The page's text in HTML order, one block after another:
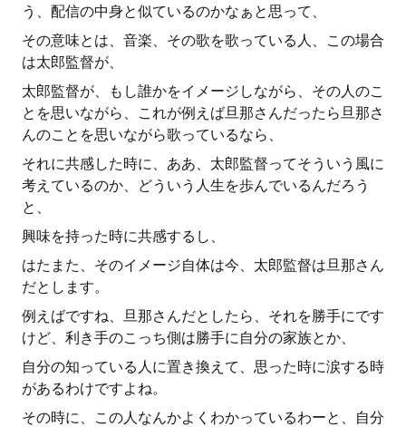
う、配信の中身と似ているのかなぁと思って、
その意味とは、音楽、その歌を歌っている人、この場合
は太郎監督が、
太郎監督が、もし誰かをイメージしながら、その人のこ
とを思いながら、これが例えば旦那さんだったら旦那さ
んのことを思いながら歌っているなら、
それに共感した時に、ああ、太郎監督ってそういう風に
考えているのか、どういう人生を歩んでいるんだろう
と、
興味を持った時に共感するし、
はたまた、そのイメージ自体は今、太郎監督は旦那さん
だとします。
例えばですね、旦那さんだとしたら、それを勝手にです
けど、利き手のこっち側は勝手に自分の家族とか、
自分の知っている人に置き換えて、思った時に涙する時
があるわけですよね。
その時に、この人なんかよくわかっているわーと、自分